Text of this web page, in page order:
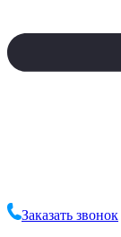
Заказать звонок